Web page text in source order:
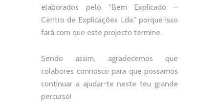
elaborados pelo “Bem Explicado –
Centro de Explicações Lda.” porque isso
fará com que este projecto termine.
Sendo assim, agradecemos que
colabores connosco para que possamos
continuar a ajudar-te neste teu grande
percurso!